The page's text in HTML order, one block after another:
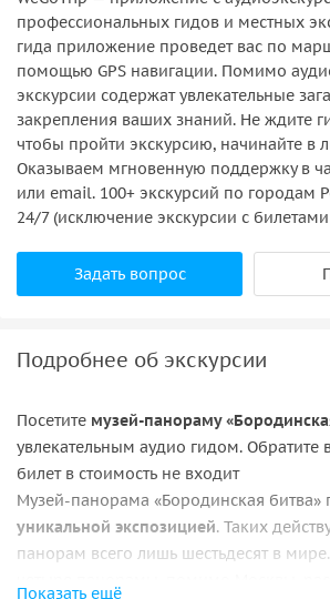
профессиональных гидов и местных
гида приложение проведет вас по
помощью GPS навигации. Помимо
экскурсии содержат увлекательные
закрепления ваших знаний. Не ждите
чтобы пройти экскурсию, начинайте в
Оказываем мгновенную поддержку в
или email. 100+ экскурсий по городам
24/7 (исключение экскурсии с
Задать вопрос
Подробнее об экскурсии
Посетите музей-панораму
увлекательным аудио гидом. Обратите
билет в стоимость не входит
Музей-панорама «Бородинская битва»
уникальной экспозицией. Таких
панорам всего лишь шестьдесят в
Показать ещё